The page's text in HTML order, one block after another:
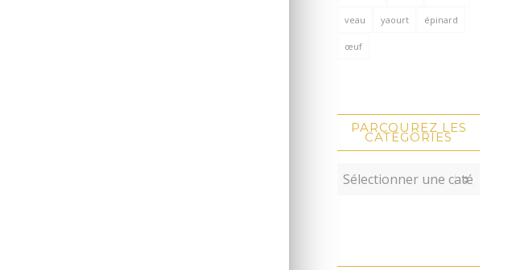
veau yaourt épinard
œuf
PARCOUREZ LES
CATÉGORIES